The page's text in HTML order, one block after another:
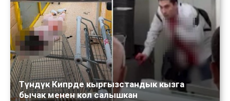
Түндүк Кипрде кыргызстандык кызга
бычак менен кол салышкан